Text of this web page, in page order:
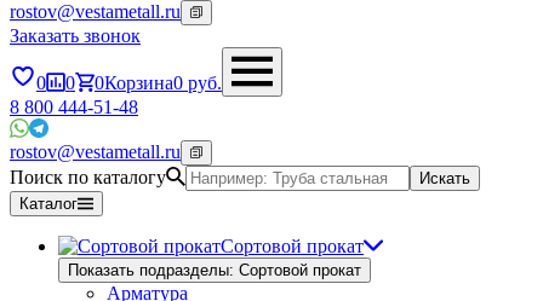
rostov@vestametall.ru
Заказать звонок
0 0 0Корзина0 руб.
8 800 444-51-48
rostov@vestametall.ru
Поиск по каталогу
Искать
Каталог
Сортовой прокат
Показать подразделы: Сортовой прокат
Арматура